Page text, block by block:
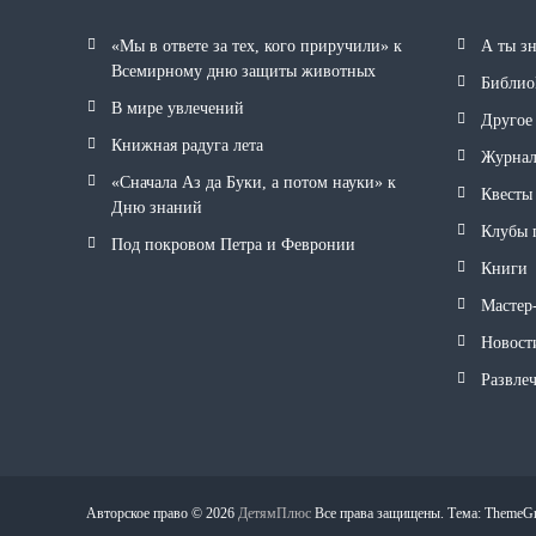
«Мы в ответе за тех, кого приручили» к
Всемирному дню защиты животных
В мире увлечений
Книжная радуга лета
«Сначала Аз да Буки, а потом науки» к
Дню знаний
Под покровом Петра и Февронии
А ты
Другое
Квесты
Клубы
Книги
Авторское право © 2026 ДетямПлюс Все права защищены. Тема: